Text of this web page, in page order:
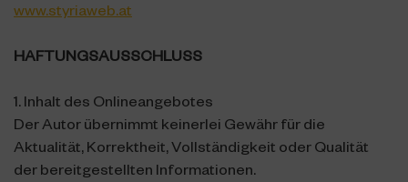
www.styriaweb.at
HAFTUNGSAUSSCHLUSS
1. Inhalt des Onlineangebotes
Der Autor übernimmt keinerlei Gewähr für die
Aktualität, Korrektheit, Vollständigkeit oder Qualität
der bereitgestellten Informationen.